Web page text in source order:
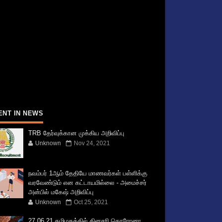
IN NEWS
TRB தேர்வுக்கான முக்கிய அறிவிப்பு
Unknown Nov 24, 2021
நவம்பர் 1ஆம் தேதியே மாணவர்கள் பள்ளிக்கு
வரவேண்டும் என கட்டாயமில்லை - அமைச்சர்
அன்பில் மகேஷ் அறிவிப்பு
Unknown Oct 25, 2021